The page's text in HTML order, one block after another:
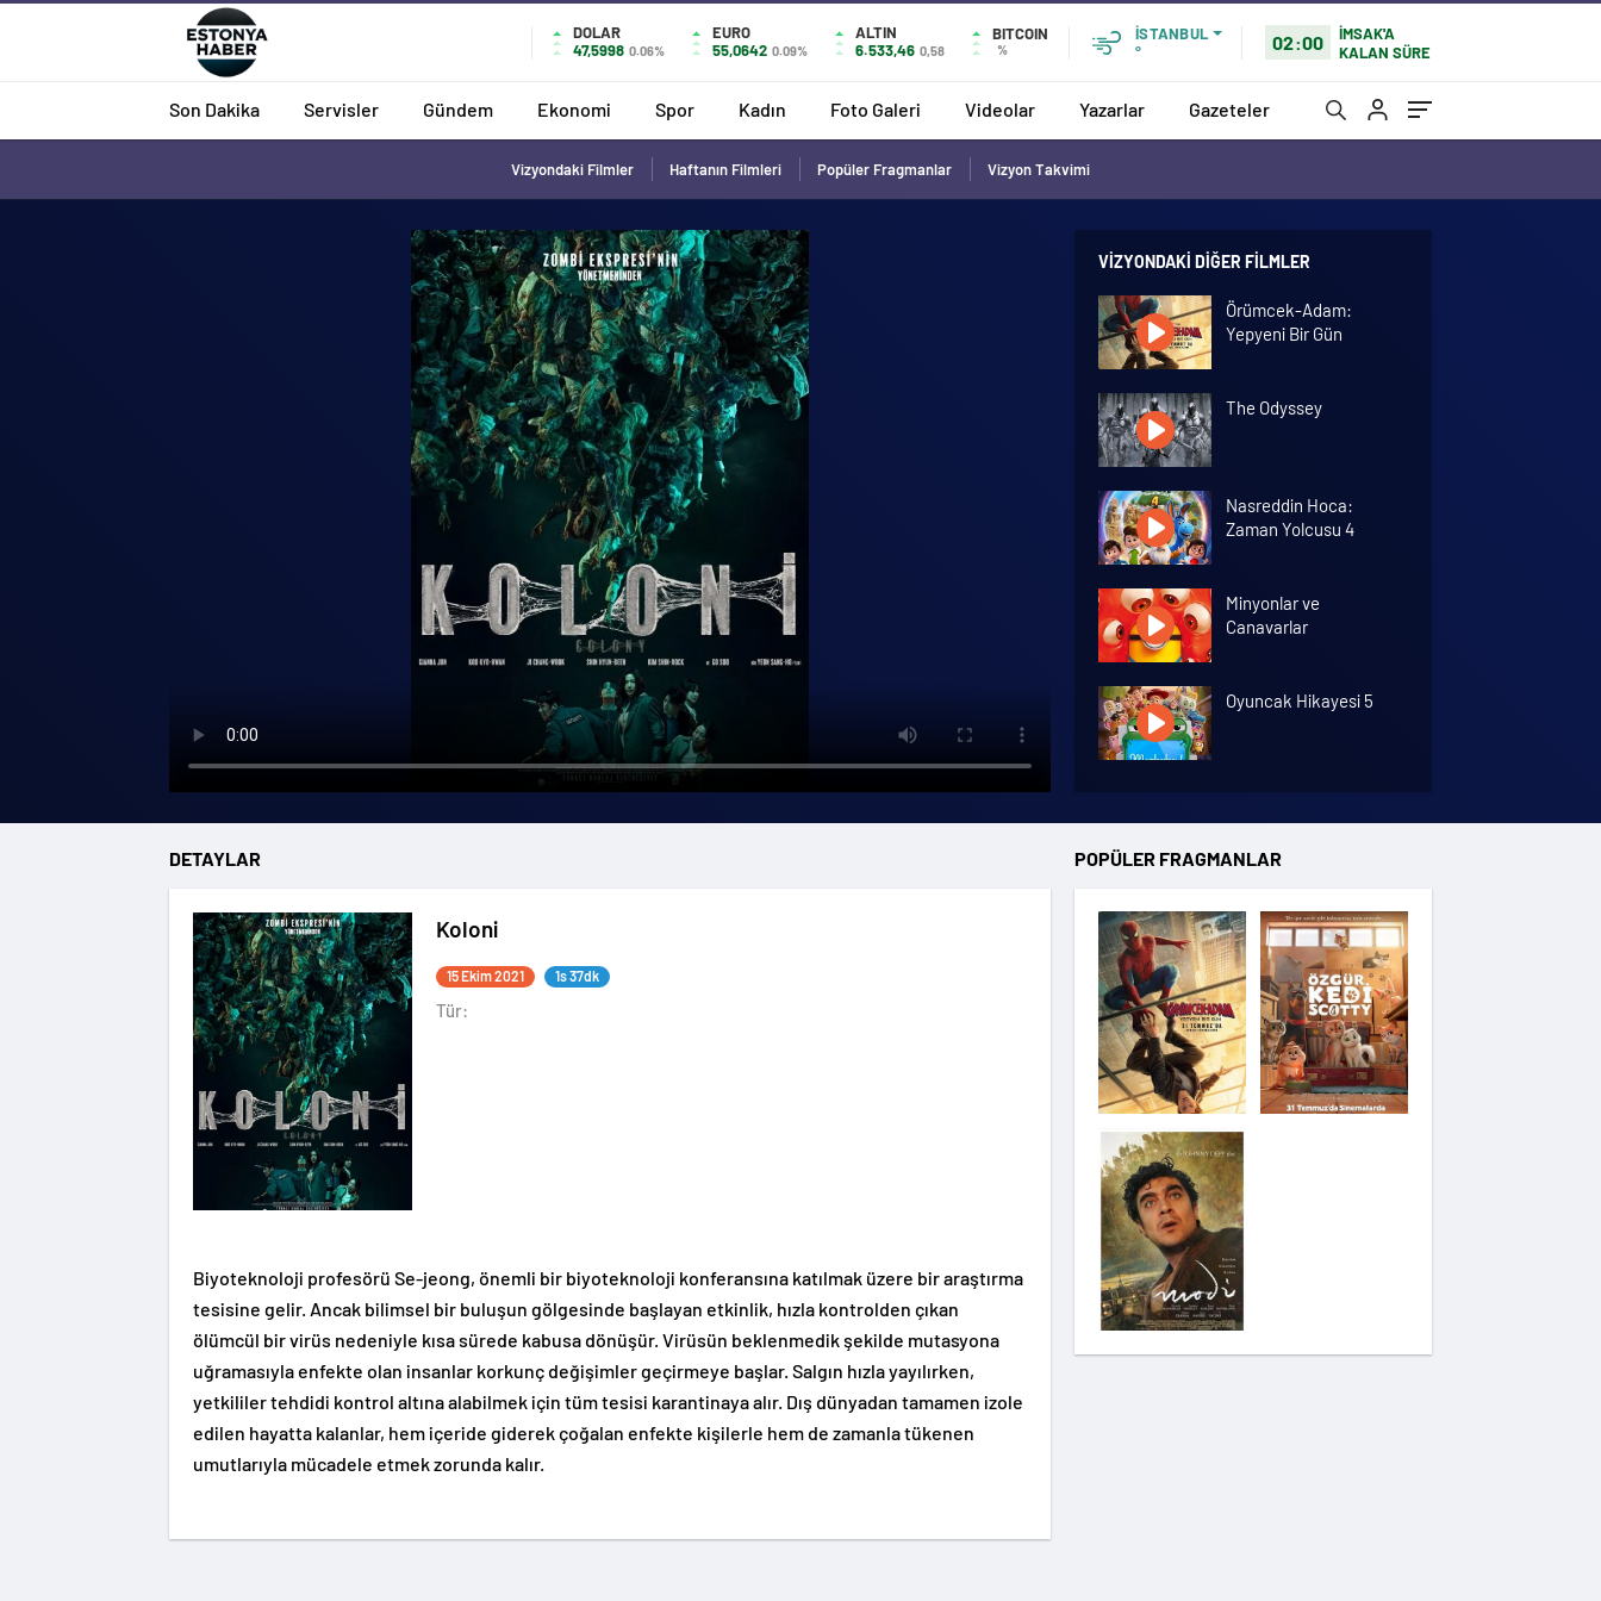
DOLAR
47,5998 0.06%
EURO
55,0642 0.09%
ALTIN
6.533,46 0,58
BITCOIN
%
İSTANBUL
°
02:00
İMSAK'A
KALAN SÜRE
Son Dakika Servisler Gündem Ekonomi Spor Kadın Foto Galeri Videolar Yazarlar Gazeteler
Vizyondaki Filmler Haftanın Filmleri Popüler Fragmanlar Vizyon Takvimi
VIZYONDAKI DIĞER FILMLER
Örümcek-Adam:
Yepyeni Bir Gün
The Odyssey
Nasreddin Hoca:
Zaman Yolcusu 4
Minyonlar ve
Canavarlar
Oyuncak Hikayesi 5
Hannas 3
Saplantı
Modi: Deliliğin
Kanadında Üç Gün
Pinokyo: Kanlı Masal
DETAYLAR
Koloni
15 Ekim 2021 1s 37dk
Tür:
Biyoteknoloji profesörü Se-jeong, önemli bir biyoteknoloji konferansına katılmak üzere bir araştırma
tesisine gelir. Ancak bilimsel bir buluşun gölgesinde başlayan etkinlik, hızla kontrolden çıkan
ölümcül bir virüs nedeniyle kısa sürede kabusa dönüşür. Virüsün beklenmedik şekilde mutasyona
uğramasıyla enfekte olan insanlar korkunç değişimler geçirmeye başlar. Salgın hızla yayılırken,
yetkililer tehdidi kontrol altına alabilmek için tüm tesisi karantinaya alır. Dış dünyadan tamamen izole
edilen hayatta kalanlar, hem içeride giderek çoğalan enfekte kişilerle hem de zamanla tükenen
umutlarıyla mücadele etmek zorunda kalır.
POPÜLER FRAGMANLAR